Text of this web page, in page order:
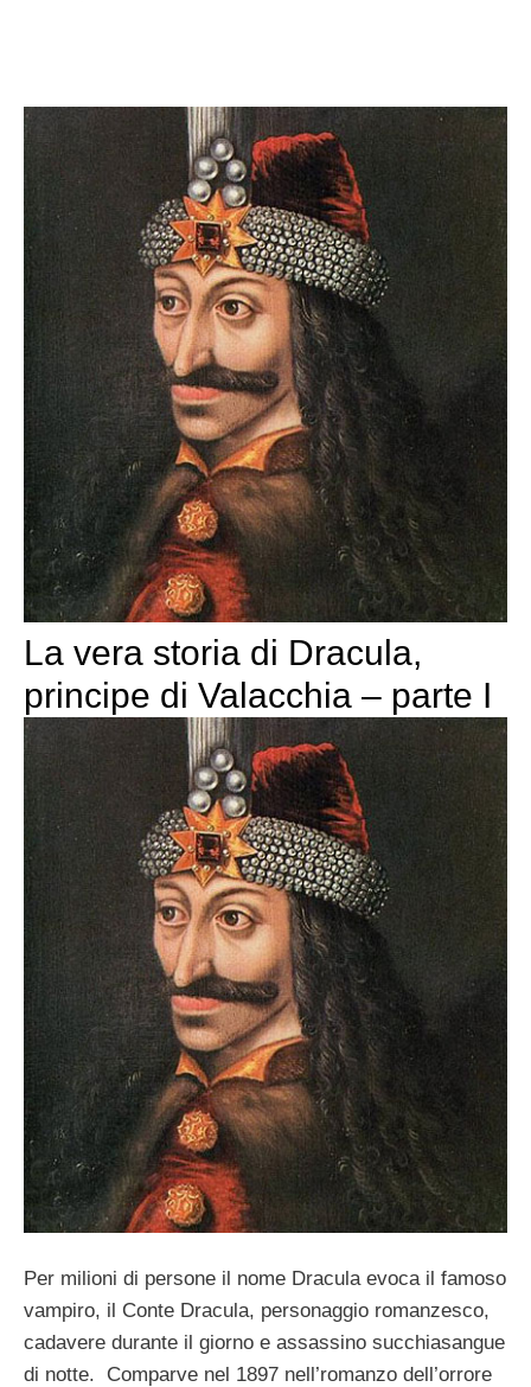
La vera storia di Dracula,
principe di Valacchia – parte I
Per milioni di persone il nome Dracula evoca il famoso
vampiro, il Conte Dracula, personaggio romanzesco,
cadavere durante il giorno e assassino succhiasangue
di notte. Comparve nel 1897 nell’romanzo dell’orrore